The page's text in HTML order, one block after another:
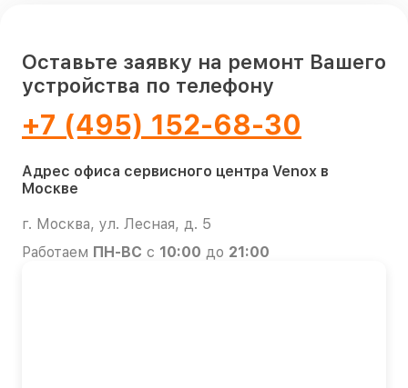
Оставьте заявку на ремонт Вашего
устройства по телефону
+7 (495) 152-68-30
Адрес офиса сервисного центра Venox в
Москве
г. Москва, ул. Лесная, д. 5
Работаем ПН-ВС с 10:00 до 21:00